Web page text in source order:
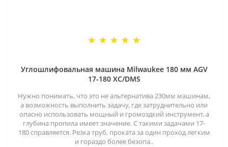
Углошлифовальная машина Milwaukee 180 мм AGV
17-180 XC/DMS
Нужно понимать, что это не альтернатива 230мм машинам,
а возможность выполнить задачу, где затруднительно или
опасно использовать мощный и громоздкий инструмент, а
глубина пропила имеет значение. С такими задачами 17-
180 справляется. Резка труб, проката за один проход легким
и гораздо более безопа..